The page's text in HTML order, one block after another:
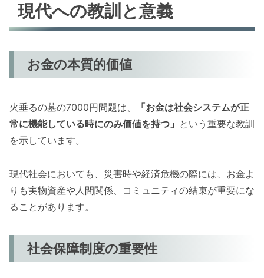
現代への教訓と意義
お金の本質的価値
火垂るの墓の7000円問題は、
「お金は社会システムが正
常に機能している時にのみ価値を持つ」 という重要な教訓
を示しています。
現代社会においても、災害時や経済危機の際には、お金よ
りも実物資産や人間関係、コミュニティの結束が重要にな
ることがあります。
社会保障制度の重要性